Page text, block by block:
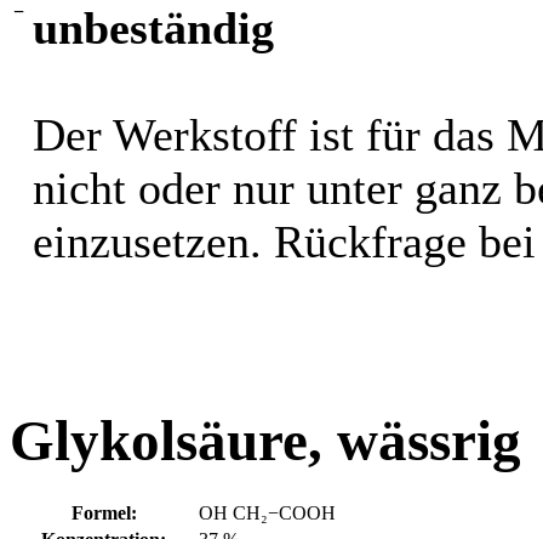
− unbeständig
Der Werkstoff ist für das
nicht oder nur unter ganz
einzusetzen. Rückfrage
Glykolsäure, wässrig
Formel:
OH CH₂−COOH